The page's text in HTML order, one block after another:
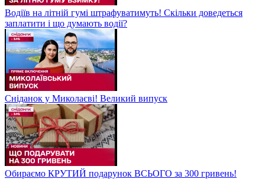
Водіїв на літній гумі штрафуватимуть! Скільки доведеться
заплатити і що думають водії?
Сніданок у Миколаєві! Великий випуск
Обираємо КРУТИЙ подарунок ВСЬОГО за 300 гривень!